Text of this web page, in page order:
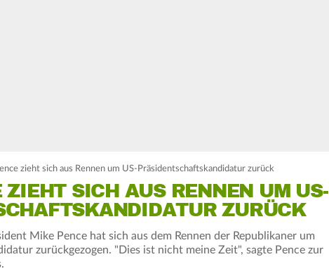
zieht sich aus Rennen um US-Präsidentschaftskandidatur zurück
ZIEHT SICH AUS RENNEN UM US-
ZURÜCK
Mike Pence hat sich aus dem Rennen der Republikaner um
zurückgezogen. "Dies ist nicht meine Zeit", sagte Pence zur